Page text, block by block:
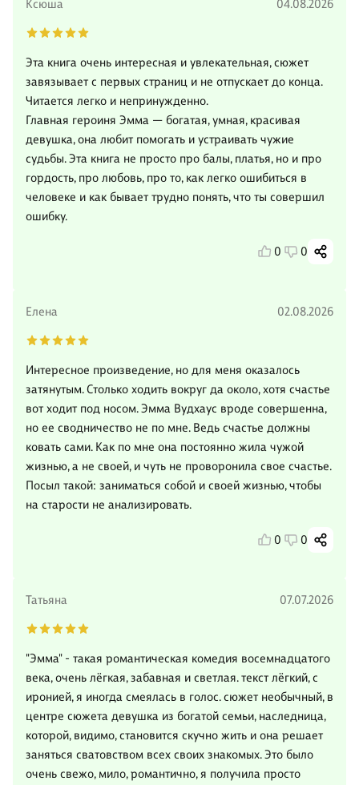
Ксюша 04.08.2026
Эта книга очень интересная и увлекательная, сюжет
завязывает с первых страниц и не отпускает до конца.
Читается легко и непринужденно.
Главная героиня Эмма — богатая, умная, красивая
девушка, она любит помогать и устраивать чужие
судьбы. Эта книга не просто про балы, платья, но и про
гордость, про любовь, про то, как легко ошибиться в
человеке и как бывает трудно понять, что ты совершил
ошибку.
0 0
Елена 02.08.2026
Интересное произведение, но для меня оказалось
затянутым. Столько ходить вокруг да около, хотя счастье
вот ходит под носом. Эмма Вудхаус вроде совершенна,
но ее сводничество не по мне. Ведь счастье должны
ковать сами. Как по мне она постоянно жила чужой
жизнью, а не своей, и чуть не проворонила свое счастье.
Посыл такой: заниматься собой и своей жизнью, чтобы
на старости не анализировать.
0 0
Татьяна 07.07.2026
"Эмма" - такая романтическая комедия восемнадцатого
века, очень лёгкая, забавная и светлая. текст лёгкий, с
иронией, я иногда смеялась в голос. сюжет необычный, в
центре сюжета девушка из богатой семьи, наследница,
которой, видимо, становится скучно жить и она решает
заняться сватовством всех своих знакомых. Это было
очень свежо, мило, романтично, я получила просто